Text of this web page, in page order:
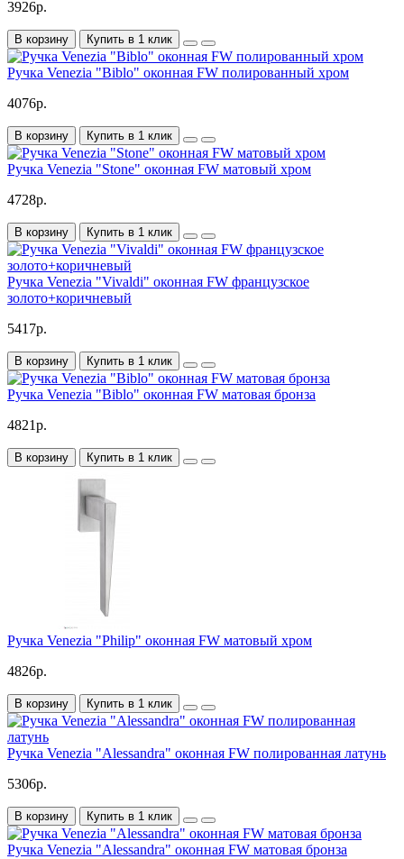
3926р.
В корзину Купить в 1 клик
Ручка Venezia "Biblo" оконная FW полированный хром
4076р.
В корзину Купить в 1 клик
Ручка Venezia "Stone" оконная FW матовый хром
4728р.
В корзину Купить в 1 клик
Ручка Venezia "Vivaldi" оконная FW французское
золото+коричневый
5417р.
В корзину Купить в 1 клик
Ручка Venezia "Biblo" оконная FW матовая бронза
4821р.
В корзину Купить в 1 клик
Ручка Venezia "Philip" оконная FW матовый хром
4826р.
В корзину Купить в 1 клик
Ручка Venezia "Alessandra" оконная FW полированная латунь
5306р.
В корзину Купить в 1 клик
Ручка Venezia "Alessandra" оконная FW матовая бронза